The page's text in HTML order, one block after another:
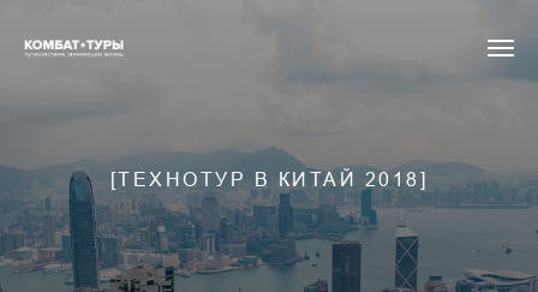
[ТЕХНОТУР В КИТАЙ 2018]